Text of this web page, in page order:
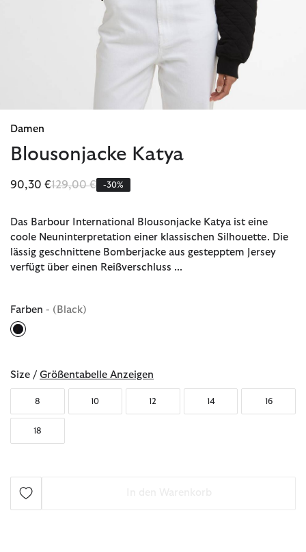
Damen
Blousonjacke Katya
90,30 €Reduziert von
129,00 €bis-30%
Das Barbour International Blousonjacke Katya ist eine
coole Neuninterpretation einer klassischen Silhouette. Die
lässig geschnittene Bomberjacke aus gestepptem Jersey
verfügt über einen Reißverschluss ...
Farben - (Black)
Size / Größentabelle Anzeigen
8 10 12 14 16
18